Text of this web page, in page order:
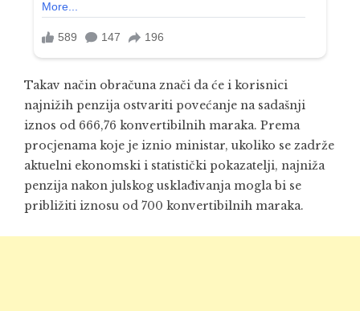
Takav način obračuna znači da će i korisnici
najnižih penzija ostvariti povećanje na sadašnji
iznos od 666,76 konvertibilnih maraka. Prema
procjenama koje je iznio ministar, ukoliko se zadrže
aktuelni ekonomski i statistički pokazatelji, najniža
penzija nakon julskog usklađivanja mogla bi se
približiti iznosu od 700 konvertibilnih maraka.